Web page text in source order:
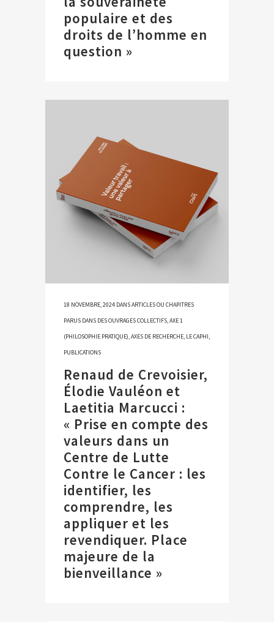
populaire et des
droits de l’homme en
question »
18 NOVEMBRE, 2024 DANSARTICLES OU CHAPITRES
PARUS DANS DES OUVRAGES COLLECTIFS,AXE 1
(PHILOSOPHIE PRATIQUE),AXES DE RECHERCHE, LE CAPHI,
PUBLICATIONS
Renaud de Crevoisier,
Élodie Vauléon et
Laetitia Marcucci :
« Prise en compte des
valeurs dans un
Centre de Lutte
Contre le Cancer : les
identifier, les
comprendre, les
appliquer et les
revendiquer. Place
majeure de la
bienveillance »